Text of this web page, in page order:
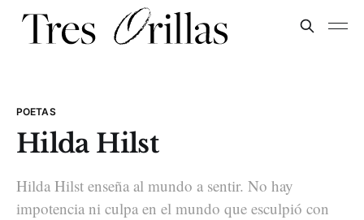
POETAS
Hilda Hilst
Hilda Hilst enseña al mundo a sentir. No hay
impotencia ni culpa en el mundo que esculpió con